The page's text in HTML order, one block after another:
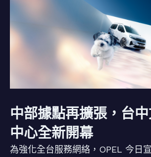
中部據點再擴張，台
中心全新開幕
為強化全台服務網絡，OPEL 今日